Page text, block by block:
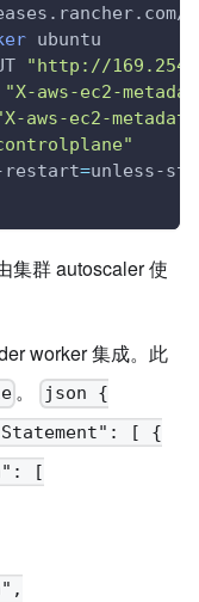
ubuntu
"http://
"X-aws-ec2-
aws-ec2-
=unless-
集群 autoscaler 使
worker 集成。此
。 json {
[ {
[